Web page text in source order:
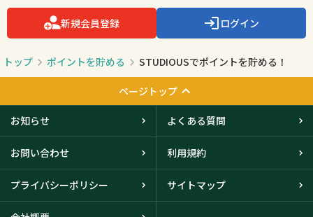
新規会員登録 ログイン
トップ ポイントを貯める STUDIOUSでポイントを貯める！
ページトップ
お知らせ よくある質問
お問い合わせ 利用規約
プライバシーポリシー サイトマップ